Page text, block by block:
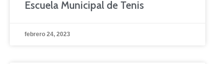
Escuela Municipal de Tenis
febrero 24, 2023